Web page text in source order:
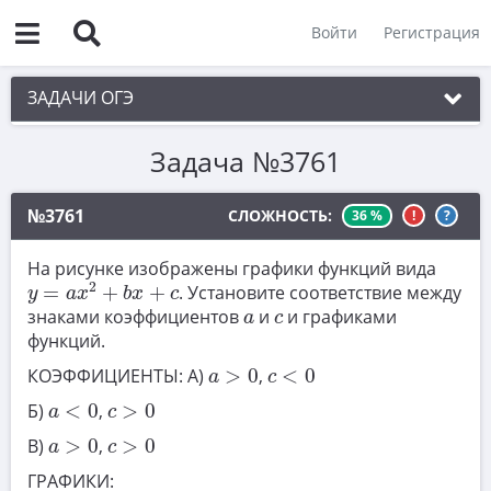
Войти Регистрация
ЗАДАЧИ ОГЭ
1. Практическая задача 1-5
2. См. раздел 1
3. См. раздел 1
4. См. раздел 1
5. См. раздел 1
6. Вычисления с дробями
неравенства
8. Степени и корни
Задача №3761
№3761 СЛОЖНОСТЬ: 36 % ! ?
На рисунке изображены графики функций вида
y = ax2 + bx + c
y= ax2+bx+c
. Установите соответствие между
знаками коэффициентов a
a и c
cи графиками
функций.
КОЭФФИЦИЕНТЫ: А) a > 0
a >0 , c < 0
c<0
Б) a < 0
a <0 , c > 0
c>0
В) a > 0
a >0 , c > 0
c>0
ГРАФИКИ: